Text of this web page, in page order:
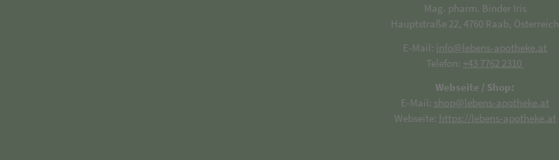
Mag. pharm. Binder Iris
Hauptstraße 22, 4760 Raab, Österreich
E-Mail: info@lebens-apotheke.at
Telefon: +43 7762 2310
Webseite / Shop:
E-Mail: shop@lebens-apotheke.at
Webseite: https://lebens-apotheke.at